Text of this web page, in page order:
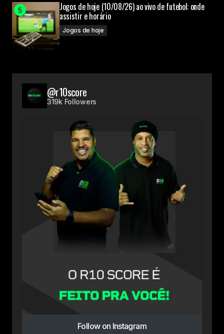
Jogos de hoje (10/08/26) ao vivo de futebol: onde
assistir e horário
Jogos de hoje
@r10score
319k Followers
Follow on Instagram